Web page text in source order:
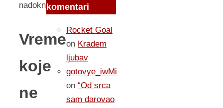
nadoknaditi
Vreme
koje
ne
komentari
Rocket Goal
on Kradem
ljubav
gotovye_iwMi
on “Od srca
sam darovao